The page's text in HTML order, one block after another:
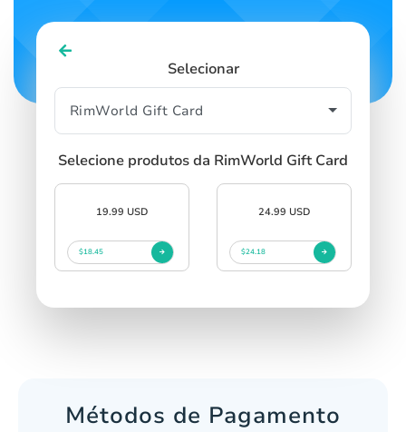
Selecionar
Selecione produtos da RimWorld Gift Card
19.99 USD
$18.45
24.99 USD
$24.18
Métodos de Pagamento